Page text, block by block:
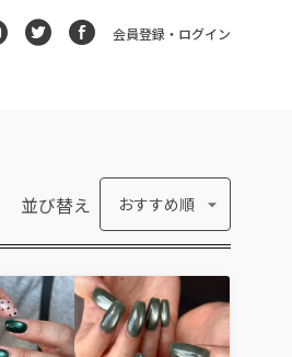
会員登録・ログイン
並び替え おすすめ順